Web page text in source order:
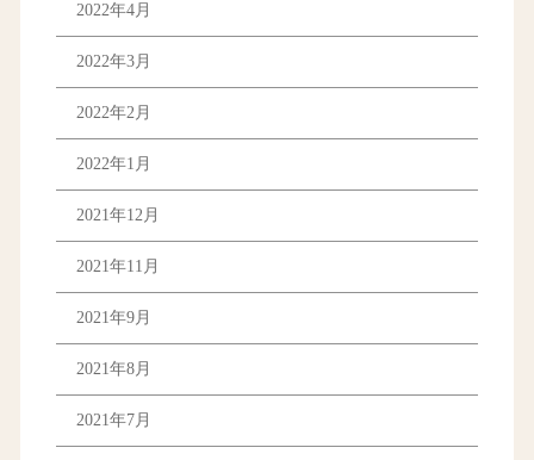
2022年4月
2022年3月
2022年2月
2022年1月
2021年12月
2021年11月
2021年9月
2021年8月
2021年7月